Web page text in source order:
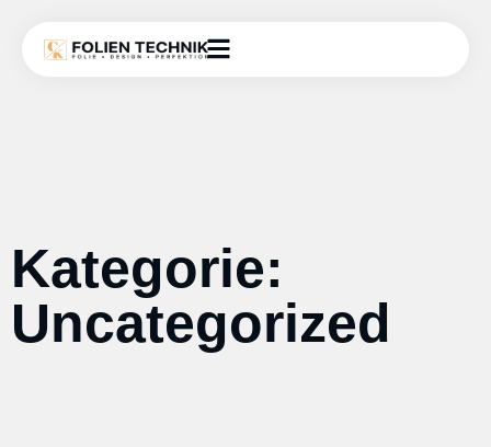
Kategorie:
Uncategorized